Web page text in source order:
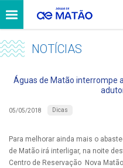
NOTÍCIAS
Águas de Matão interrompe
05/05/2018 Dicas
Para melhorar ainda mais o
de Matão irá interligar, na noite
Centro de Reservação Nova